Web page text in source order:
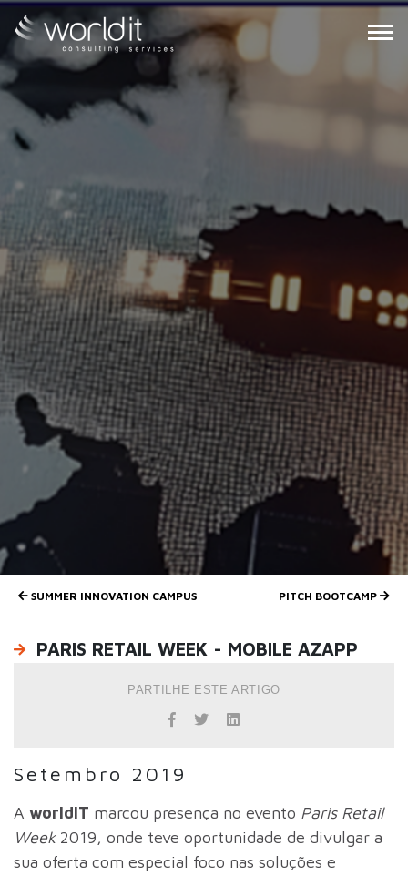
SOBRE NÓS
SERVIÇOS
PRODUTOS
CARREIRAS
CONTACTOS
SUMMER INNOVATION CAMPUS PITCH BOOTCAMP
PARIS RETAIL WEEK - MOBILE AZAPP
PARTILHE ESTE ARTIGO
Setembro 2019
A worldIT marcou presença no evento Paris Retail
Week2019, onde teve oportunidade de divulgar a
sua oferta com especial foco nas soluções e